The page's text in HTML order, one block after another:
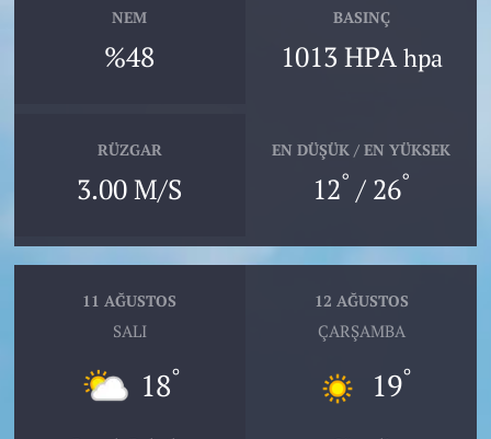
NEM
%48
BASINÇ
1013 HPA hpa
RÜZGAR
3.00 M/S
EN DÜŞÜK / EN YÜKSEK
12° / 26°
11 AĞUSTOS
SALI
18°
12 AĞUSTOS
ÇARŞAMBA
19°